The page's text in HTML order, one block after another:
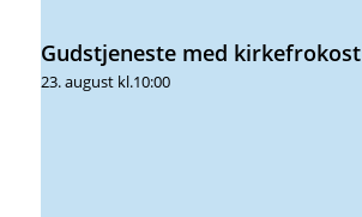
Gudstjeneste med kirkefrokost
23. august kl.10:00